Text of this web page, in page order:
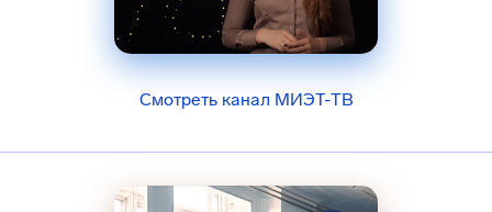
Смотреть канал МИЭТ-ТВ